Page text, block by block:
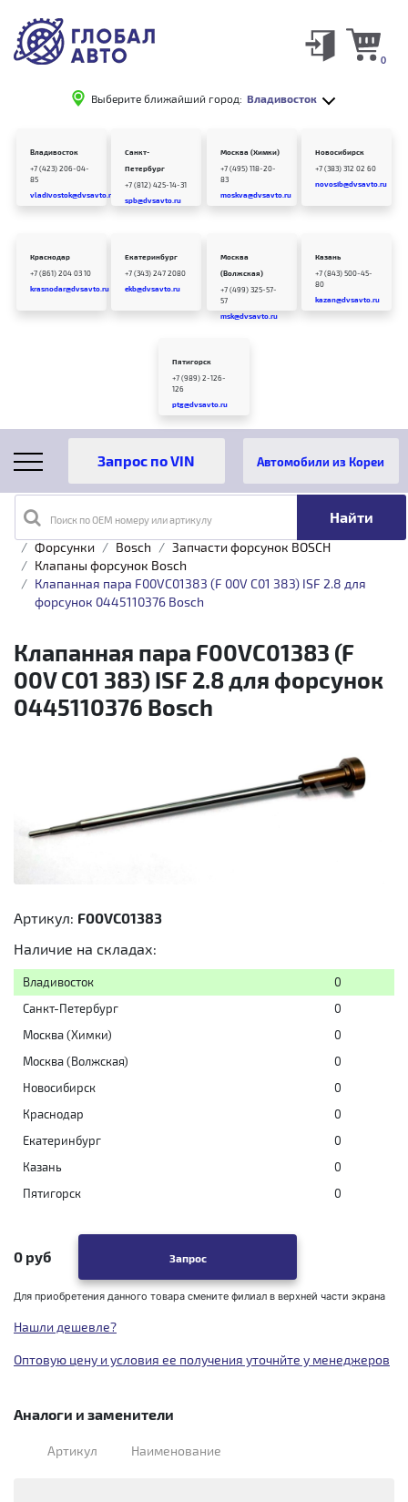
Выберите ближайший город: Владивосток
0
Владивосток
+7 (423) 206-04-
85
vladivostok@dvsavto.ru
Санкт-
Петербург
+7 (812) 425-14-31
spb@dvsavto.ru
Москва (Химки)
+7 (495) 118-20-
83
moskva@dvsavto.ru
Новосибирск
+7 (383) 312 02 60
novosib@dvsavto.ru
Краснодар
+7 (861) 204 03 10
krasnodar@dvsavto.ru
Екатеринбург
+7 (343) 247 2080
ekb@dvsavto.ru
Москва
(Волжская)
+7 (499) 325-57-
57
msk@dvsavto.ru
Казань
+7 (843) 500-45-
80
kazan@dvsavto.ru
Пятигорск
+7 (989) 2-126-
126
ptg@dvsavto.ru
Поиск по OEM номеру или артикулу
Автомобили из Кореи
Главная Каталог товаров
Топливная аппаратура
Форсунки
Bosch
Запчасти форсунок BOSCH
Клапаны форсунок Bosch
Клапанная пара F00VC01383 (F 00V C01 383) ISF 2.8 для
форсунок 0445110376 Bosch
Клапанная пара F00VC01383 (F
00V C01 383) ISF 2.8 для форсунок
0445110376 Bosch
Артикул: F00VC01383
Наличие на складах:
Владивосток
0
Санкт-Петербург
0
Москва (Химки)
0
Москва (Волжская)
0
Новосибирск
0
Краснодар
0
Екатеринбург
0
Казань
0
Пятигорск
0
0 руб Запрос
Для приобретения данного товара смените филиал в верхней части экрана
Нашли дешевле?
Оптовую цену и условия ее получения уточнйте у менеджеров
Аналоги и заменители
Артикул Наименование